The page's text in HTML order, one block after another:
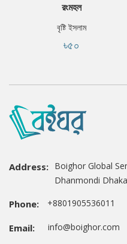
রংমহল
বৃষ্টি ইসলাম
৳৫০
Address: Boighor Global
Dhanmondi
Phone: +8801905536011
Email: info@boighor.com